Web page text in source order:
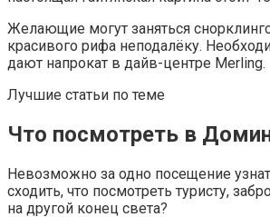
Желающие могут заняться
красивого рифа неподалёку.
дают напрокат в дайв-центре Merling.
Лучшие статьи по теме
Что посмотреть в
Невозможно за одно посещение
сходить, что посмотреть туристу,
на другой конец света?